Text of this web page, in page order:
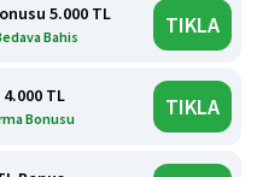
5.000 TL
Bahis TIKLA
4.000 TL
Bonusu TIKLA